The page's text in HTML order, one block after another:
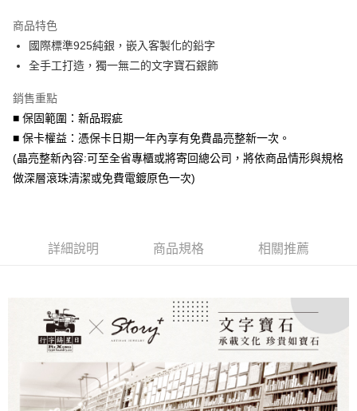
合作金庫商業銀行
華南商業銀行
彰化商業銀行
上海商業儲蓄銀行
台北富邦商業銀行
臺灣中小企業銀行
匯豐（台灣）商業銀行
聯邦商業銀行
遠東國際商業銀行
元大商業銀行
永豐商業銀行
台新國際商業銀行
中國信託商業銀行
6 期 0 利率 每期
華南商業銀行
彰化商業銀行
上海商業儲蓄銀行
國泰世華商業銀行
臺灣中小企業銀行
匯豐（台灣）商業銀行
華泰商業銀行
聯邦商業銀行
遠東國際商業銀行
元大商業銀行
永豐商業銀行
LINE Pay
Apple Pay
街口支付
悠遊付
Google Pay
【關於「AFTEE先享後付」】
２．便利：只要手機號碼，簡訊認證，即可結帳。
３．安心：先確認商品／服務後，再付款。
【「AFTEE先享後付」結帳流程】
１．於結帳方式選擇「AFTEE先享後付」後，將跳轉至「AFTEE先享後付」
結帳頁面，進行簡訊認證並確認金額後，即可完成結帳。
２．訂單成立數日內，您將收到繳費通知簡訊。
３．收到繳費通知簡訊後14天內，點擊此簡訊中的連結，可透過四大超商／
ATM付款
付款後全家取貨
每筆NT$60，滿NT$1,500(含以上)免運費
付款後7-11取貨
每筆NT$60，滿NT$1,500(含以上)免運費
商品特色
國際標準925純銀，嵌入客製化的鉛字
全手工打造，獨一無二的文字寶石銀飾
銷售重點
■ 保固範圍：新品瑕疵
■ 保卡權益：憑保卡日期一年內享有免費晶亮整新一次。
(晶亮整新內容:可至全省專櫃或將寄回總公司，將依商品情形與規格
做深層滾珠清潔或免費電鍍原色一次)
詳細說明 商品規格 相關推薦